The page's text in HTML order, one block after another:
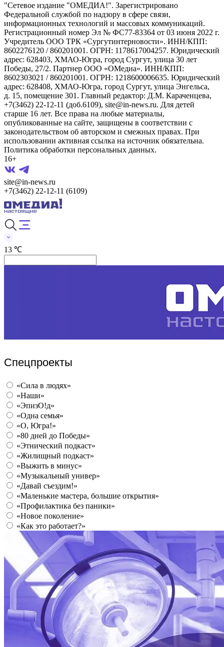
"Сетевое издание "ОМЕДИА!". Зарегистрировано
Федеральной службой по надзору в сфере связи,
информационных технологий и массовых коммуникаций.
Регистрационный номер Эл № ФС77-83364 от 03 июня 2022 г.
Учредитель ООО ТРК «Сургутинтерновости». ИНН/КПП:
8602276120 / 860201001. ОГРН: 1178617004257. Юридический
адрес: 628403, ХМАО-Югра, город Сургут, улица 30 лет
Победы, 27/2. Партнер ООО «ОМедиа». ИНН/КПП:
8602303021 / 860201001. ОГРН: 1218600006635. Юридический
адрес: 628408, ХМАО-Югра, город Сургут, улица Энгельса,
д. 15, помещение 301. Главный редактор: Д.М. Караченцева,
+7(3462) 22-12-11 (доб.6109), site@in-news.ru. Для детей
старше 16 лет. Все права на любые материалы,
опубликованные на сайте, защищены в соответствии с
законодательством об авторском и смежных правах. При
использовании активная ссылка на источник обязательна.
Политика обработки персональных данных.
16+
site@in-news.ru
+7(3462) 22-12-11 (6109)
13 ℃
Спецпроекты
«Сила в людях»
«Наши»
«ЭпизО!д»
«Одна семья»
«О, Югра!»
«80 дней до Победы»
«Этнический подкаст»
«Жилищный подкаст»
«Выжить в минус»
«Музыкальный универ»
«Давай съездим!»
«Маленькие мастера, большие открытия»
«Профилактика без паники»
«Новое поколение»
«Как это работает?»